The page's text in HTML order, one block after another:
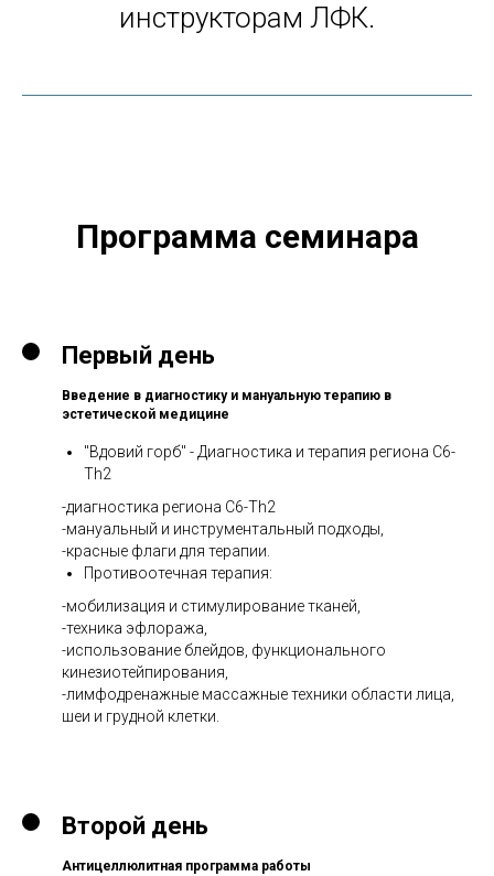
инструкторам ЛФК.
Программа семинара
Первый день
Введение в диагностику и мануальную терапию в
эстетической медицине
"Вдовий горб" - Диагностика и терапия региона С6-
Th2
-диагностика региона С6-Th2
-мануальный и инструментальный подходы,
-красные флаги для терапии.
Противоотечная терапия:
-мобилизация и стимулирование тканей,
-техника эфлоража,
-использование блейдов, функционального
кинезиотейпирования,
-лимфодренажные массажные техники области лица,
шеи и грудной клетки.
Второй день
Антицеллюлитная программа работы